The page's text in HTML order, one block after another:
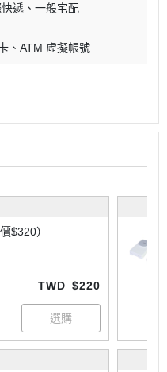
快遞
一般宅配
ATM 虛擬帳號
$320）
TWD $220